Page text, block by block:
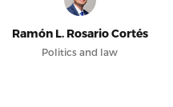
Ramón L. Rosario Cortés
Politics and law